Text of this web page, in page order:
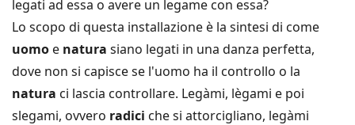
legati ad essa o avere un legame con essa?
Lo scopo di questa installazione è la sintesi di come
uomo e natura siano legati in una danza perfetta,
dove non si capisce se l'uomo ha il controllo o la
natura ci lascia controllare. Legàmi, lègami e poi
slegami, ovvero radici che si attorcigliano, legàmi